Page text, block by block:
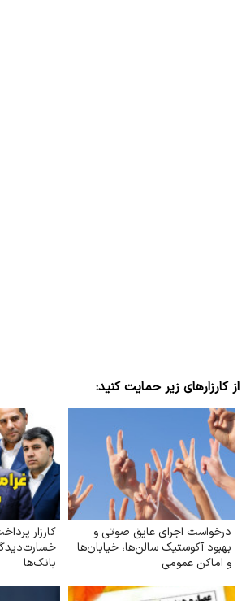
از کارزارهای زیر حمایت کنید:
درخواست اجرای عایق صوتی و
بهبود آکوستیک سالن‌ها، خیابان‌ها
و اماکن عمومی
کارزار
بانک‌ها